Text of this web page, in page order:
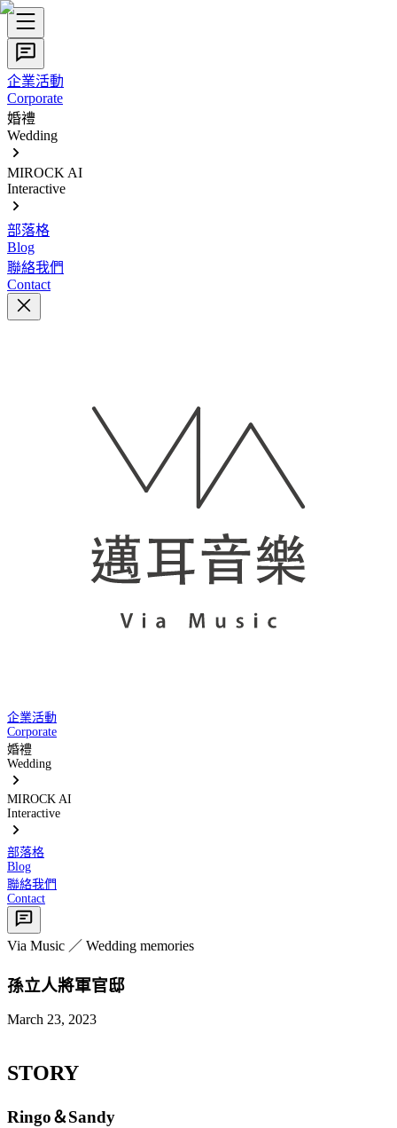
企業活動
Corporate
婚禮
Wedding
MIROCK AI
Interactive
部落格
Blog
聯絡我們
Contact
企業活動
Corporate
婚禮
Wedding
MIROCK AI
Interactive
部落格
Blog
聯絡我們
Contact
Via Music ／ Wedding memories
孫立人將軍官邸
March 23, 2023
STORY
Ringo＆Sandy